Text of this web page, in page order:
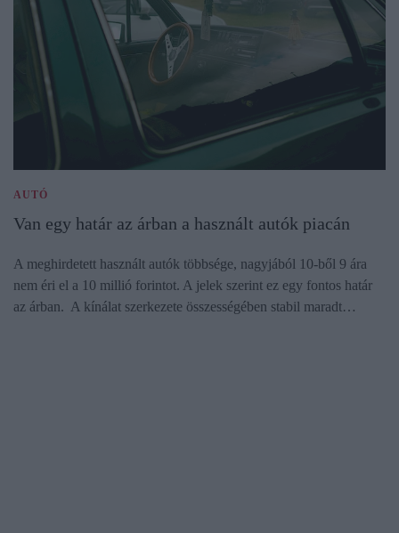
AUTÓ
Van egy határ az árban a használt autók piacán
A meghirdetett használt autók többsége, nagyjából 10-ből 9 ára
nem éri el a 10 millió forintot. A jelek szerint ez egy fontos határ
az árban. A kínálat szerkezete összességében stabil maradt…